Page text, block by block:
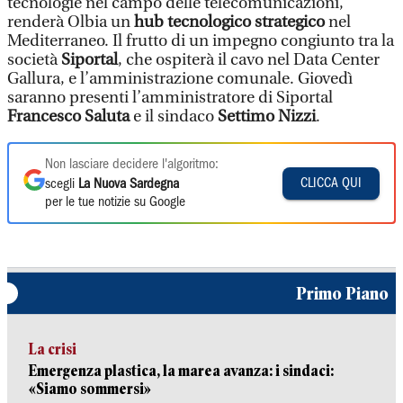
renderà Olbia unhub tecnologico strategiconel
Mediterraneo. Il frutto di un impegno congiunto tra la
societàSiportal, che ospiterà il cavo nel Data Center
Gallura, e l’amministrazione comunale. Giovedì
saranno presenti l’amministratore di Siportal
Francesco Salutae il sindaco Settimo Nizzi.
Non lasciare decidere l'algoritmo:
scegli La Nuova Sardegna
per le tue notizie su Google
CLICCA QUI
Primo Piano
La crisi
Emergenza plastica, la marea avanza: i sindaci:
«Siamo sommersi»